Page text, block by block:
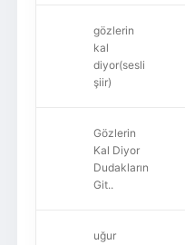
gözlerin
kal
diyor(sesli
şiir)
Gözlerin
Kal Diyor
Dudakların
Git..
uğur